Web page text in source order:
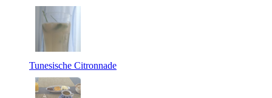
Tunesische Citronnade